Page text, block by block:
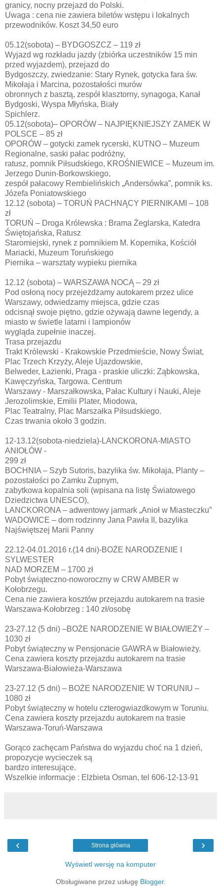
granicy, nocny przejazd do Polski.
Uwaga : cena nie zawiera biletów wstępu i lokalnych
przewodników. Koszt 34,50 euro
05.12(sobota) – BYDGOSZCZ – 119 zł
Wyjazd wg rozkładu jazdy (zbiórka uczestników 15 min
przed wyjazdem), przejazd do
Bydgoszczy, zwiedzanie: Stary Rynek, gotycka fara św.
Mikołaja i Marcina, pozostałości murów
obronnych z basztą, zespół klasztorny, synagoga, Kanał
Bydgoski, Wyspa Młyńska, Biały
Spichlerz.
05.12(sobota)– OPORÓW – NAJPIĘKNIEJSZY ZAMEK W
POLSCE – 85 zł
OPORÓW – gotycki zamek rycerski, KUTNO – Muzeum
Regionalne, saski pałac podróżny,
ratusz, pomnik Piłsudskiego, KROŚNIEWICE – Muzeum im.
Jerzego Dunin-Borkowskiego,
zespół pałacowy Rembielińskich „Andersówka”, pomnik ks.
Józefa Poniatowskiego
12.12 (sobota) – TORUŃ PACHNĄCY PIERNIKAMI – 108
zł
TORUŃ – Droga Królewska : Brama Żeglarska, Katedra
Świętojańska, Ratusz
Staromiejski, rynek z pomnikiem M. Kopernika, Kościół
Mariacki, Muzeum Toruńskiego
Piernika – warsztaty wypieku piernika
12.12 (sobota) – WARSZAWA NOCĄ – 29 zł
Pod osłoną nocy przejeżdżamy autokarem przez ulice
Warszawy, odwiedzamy miejsca, gdzie czas
odcisnął swoje piętno, gdzie ożywają dawne legendy, a
miasto w świetle latarni i lampionów
wygląda zupełnie inaczej.
Trasa przejazdu
Trakt Królewski - Krakowskie Przedmieście, Nowy Świat,
Plac Trzech Krzyży, Aleje Ujazdowskie,
Belweder, Łazienki, Praga - praskie uliczki: Ząbkowska,
Kawęczyńska, Targowa. Centrum
Warszawy - Marszałkowska, Pałac Kultury i Nauki, Aleje
Jerozolimskie, Emilii Plater, Miodowa,
Plac Teatralny, Plac Marszałka Piłsudskiego.
Czas trwania około 3 godzin.
12-13.12(sobota-niedziela)-LANCKORONA-MIASTO
ANIOŁÓW -
299 zł
BOCHNIA – Szyb Sutoris, bazylika św. Mikołaja, Planty –
pozostałości po Zamku Żupnym,
zabytkowa kopalnia soli (wpisana na listę Światowego
Dziedzictwa UNESCO),
LANCKORONA – adwentowy jarmark „Anioł w Miasteczku”
WADOWICE – dom rodzinny Jana Pawła II, bazylika
Najświętszej Marii Panny
22.12-04.01.2016 r.(14 dni)-BOŻE NARODZENIE I
SYLWESTER
NAD MORZEM – 1700 zł
Pobyt świąteczno-noworoczny w CRW AMBER w
Kołobrzegu.
Cena nie zawiera kosztów przejazdu autokarem na trasie
Warszawa-Kołobrzeg : 140 zł/osobę
23-27.12 (5 dni) –BOŻE NARODZENIE W BIAŁOWIEŻY –
1030 zł
Pobyt świąteczny w Pensjonacie GAWRA w Białowieży.
Cena zawiera koszty przejazdu autokarem na trasie
Warszawa-Białowieża-Warszawa
23-27.12 (5 dni) – BOŻE NARODZENIE W TORUNIU –
1080 zł
Pobyt świąteczny w hotelu czterogwiazdkowym w Toruniu.
Cena zawiera koszty przejazdu autokarem na trasie
Warszawa-Toruń-Warszawa
Gorąco zachęcam Państwa do wyjazdu choć na 1 dzień,
propozycje wycieczek są
bardzo interesujące.
Wszelkie informacje : Elżbieta Osman, tel 606-12-13-91
‹ ›
Strona główna
Wyświetl wersję na komputer
Obsługiwane przez usługę Blogger.